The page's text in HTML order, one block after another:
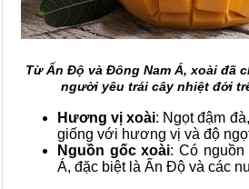
Từ Ấn Độ và Đông Nam Á, xoài đã
người yêu trái cây nhiệt đới
Hương vị xoài: Ngọt đậm
giống với hương vị và độ
Nguồn gốc xoài: Có
Á, đặc biệt là Ấn Độ và các